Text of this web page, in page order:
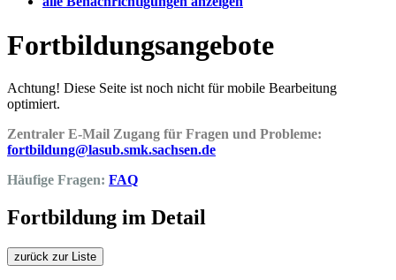
Fortbildungsangebote
Achtung! Diese Seite ist noch nicht für mobile Bearbeitung
optimiert.
Zentraler E-Mail Zugang für Fragen und Probleme:
fortbildung@lasub.smk.sachsen.de
Häufige Fragen: FAQ
Fortbildung im Detail
zurück zur Liste